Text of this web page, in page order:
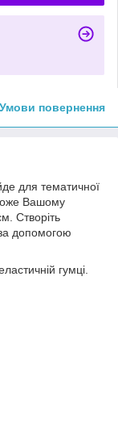
Умови повернення
для тематичної
Вашому
Створіть
допомогою
гумці.